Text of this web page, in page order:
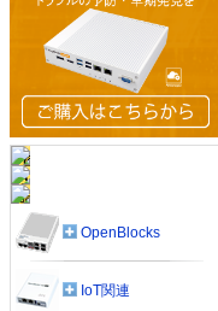
OpenBlocks
IoT関連